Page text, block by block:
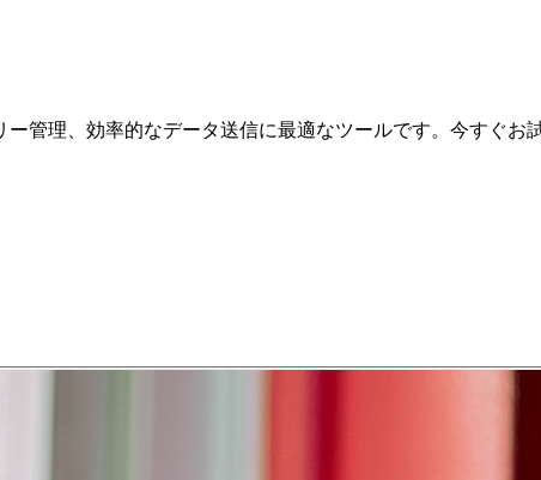
管理、効率的なデータ送信に最適なツールです。今すぐお